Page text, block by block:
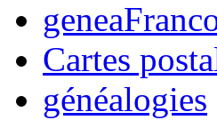
Cartes
généalogies